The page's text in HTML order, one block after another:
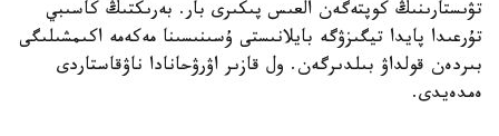
تۋىستارىنىڭ كوپتەگەن العىس پىكىرى بار. بەرىكتىڭ كاسىبي
تۇرعىدا پايدا تيگىزۋگە بايلانىستى ۇسىنىسىنا مەكەمە اكىمشىلىگى
بىردەن قولداۋ بىلدىرگەن. ول قازىر اۋرۋحانادا ناۋقاستاردى
ەمدەيدى.